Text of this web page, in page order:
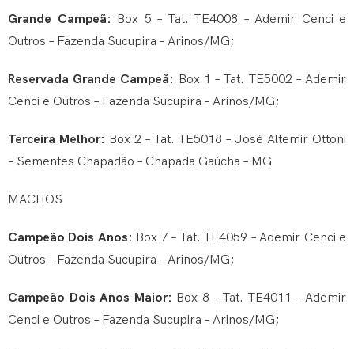
Grande Campeã: Box 5 – Tat. TE4008 – Ademir Cenci e
Outros – Fazenda Sucupira – Arinos/MG;
Reservada Grande Campeã: Box 1 – Tat. TE5002 – Ademir
Cenci e Outros – Fazenda Sucupira – Arinos/MG;
Terceira Melhor: Box 2 – Tat. TE5018 – José Altemir Ottoni
– Sementes Chapadão – Chapada Gaúcha – MG
MACHOS
Campeão Dois Anos: Box 7 – Tat. TE4059 – Ademir Cenci e
Outros – Fazenda Sucupira – Arinos/MG;
Campeão Dois Anos Maior: Box 8 – Tat. TE4011 – Ademir
Cenci e Outros – Fazenda Sucupira – Arinos/MG;